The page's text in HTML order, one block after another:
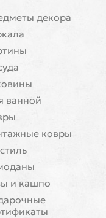
декора
ванной
ковры
и кашпо